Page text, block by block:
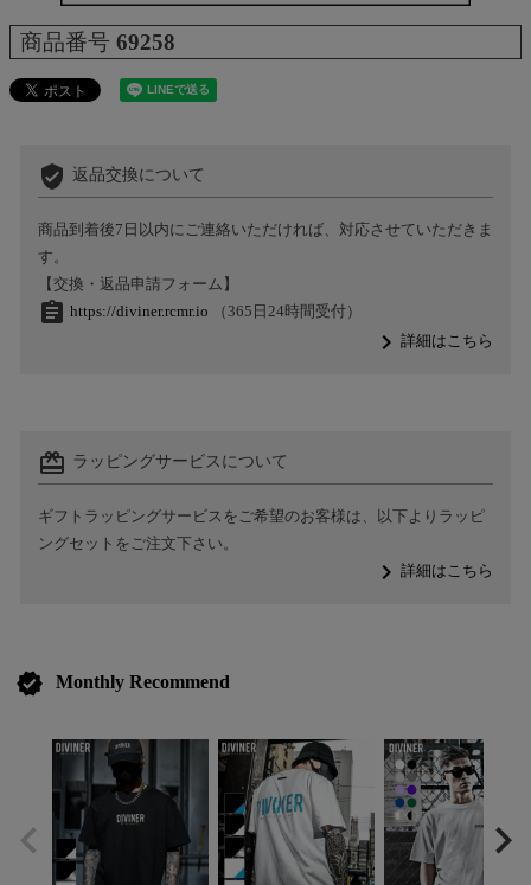
商品番号 69258
verified_user 返品交換について
商品到着後7日以内にご連絡いただければ、対応させていただきま
す。
【交換・返品申請フォーム】
assignment https://diviner.rcmr.io （365日24時間受付）
navigate_next詳細はこちら
card_giftcard ラッピングサービスについて
ギフトラッピングサービスをご希望のお客様は、以下よりラッピ
ングセットをご注文下さい。
navigate_next詳細はこちら
verified Monthly Recommend